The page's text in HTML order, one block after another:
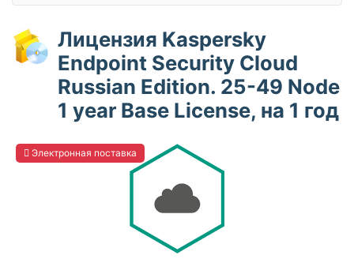
Лицензия Kaspersky
Endpoint Security Cloud
Russian Edition. 25-49 Node
1 year Base License, на 1 год
Электронная поставка